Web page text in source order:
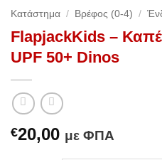
Κατάστημα / Βρέφος (0-4) /
FlapjackKids –
UPF 50+ Dinos
€20,00 με ΦΠΑ